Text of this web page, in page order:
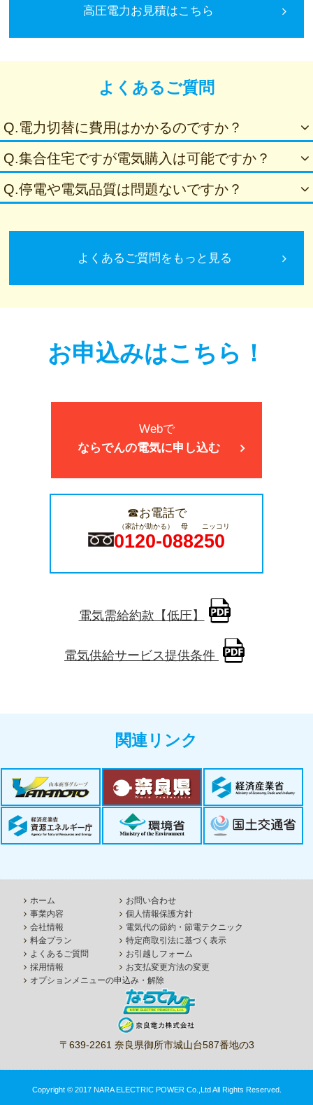
高圧電力お見積はこちら
よくあるご質問
Q.電力切替に費用はかかるのですか？
Q.集合住宅ですが電気購入は可能ですか？
Q.停電や電気品質は問題ないですか？
よくあるご質問をもっと見る
お申込みはこちら！
Webで
ならでんの電気に申し込む
☎お電話で
（家計が助かる） 母 ニッコリ
0120-088250
電気需給約款【低圧】
電気供給サービス提供条件
関連リンク
ホーム
事業内容
会社情報
料金プラン
よくあるご質問
採用情報
お問い合わせ
個人情報保護方針
電気代の節約・節電テクニック
特定商取引法に基づく表示
お引越しフォーム
お支払変更方法の変更
オプションメニューの申込み・解除
〒639-2261 奈良県御所市城山台587番地の3
Copyright © 2017 NARA ELECTRIC POWER Co.,Ltd All Rights Reserved.